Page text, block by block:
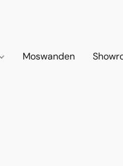
Moswanden